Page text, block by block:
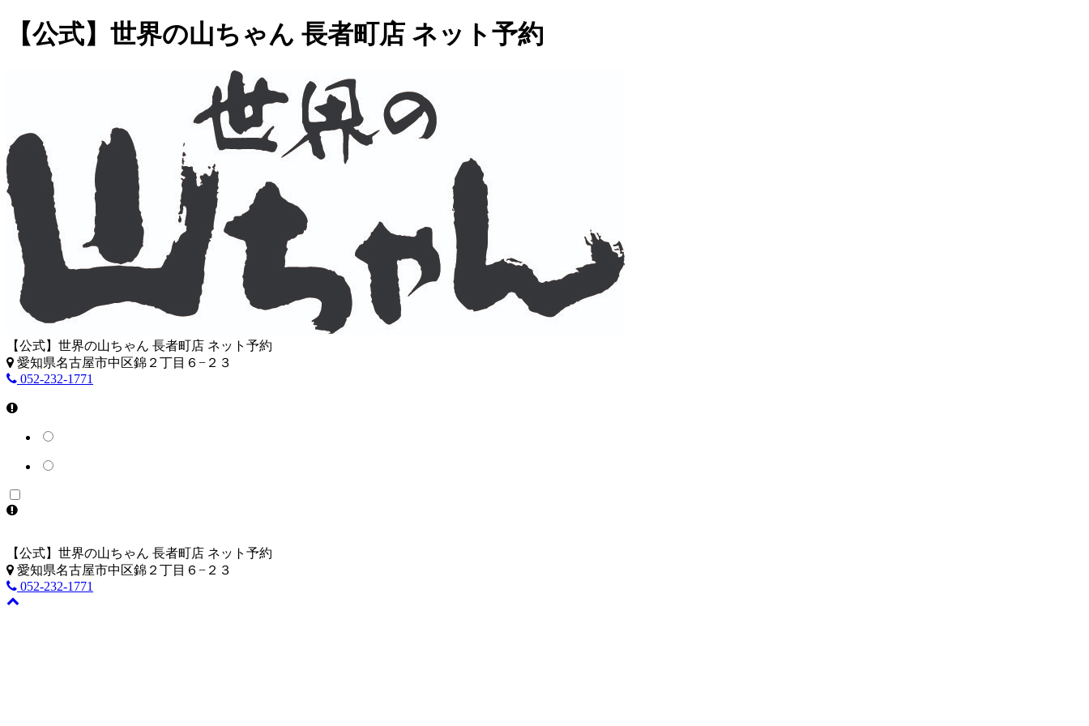
【公式】世界の山ちゃん 長者町店 ネット予約
【公式】世界の山ちゃん 長者町店 ネット予約
愛知県名古屋市中区錦２丁目６−２３
052-232-1771
【公式】世界の山ちゃん 長者町店 ネット予約
愛知県名古屋市中区錦２丁目６−２３
052-232-1771